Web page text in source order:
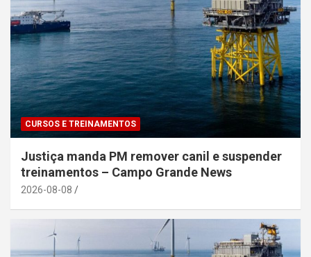
CURSOS E TREINAMENTOS
Justiça manda PM remover canil e suspender
treinamentos – Campo Grande News
2026-08-08